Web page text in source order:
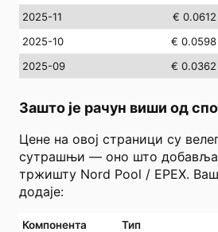
2025-11
€ 0.0612
2025-10
€ 0.0598
2025-09
€ 0.0362
Зашто је рачун виши од
Цене на овој страници су
сутрашњи — оно што
тржишту Nord Pool / EPEX.
додаје:
Компонента Тип